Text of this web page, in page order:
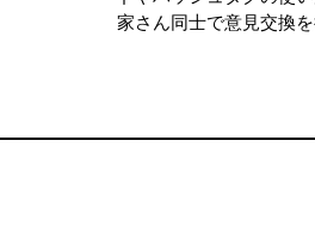
家さん同士で意見交換